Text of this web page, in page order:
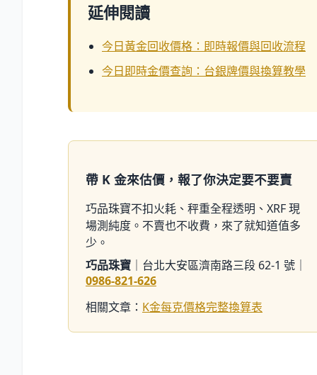
延伸閱讀
今日黃金回收價格：即時報價與回收流程
今日即時金價查詢：台銀牌價與換算教學
帶 K 金來估價，報了你決定要不要賣
巧品珠寶不扣火耗、秤重全程透明、XRF 現
場測純度。不賣也不收費，來了就知道值多
少。
巧品珠寶 ｜台北大安區濟南路三段 62-1 號｜
0986-821-626
相關文章： K金每克價格完整換算表